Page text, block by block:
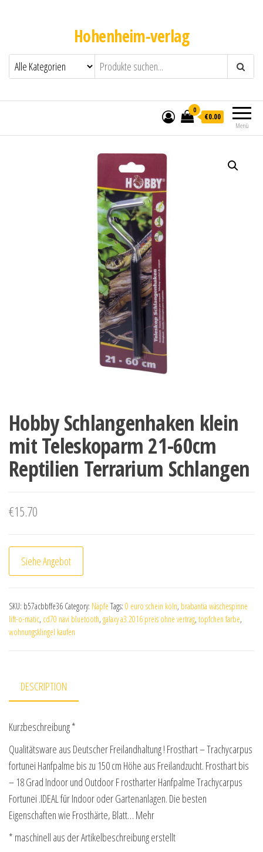
Hohenheim-verlag
Menü
0
€0.00
Hobby Schlangenhaken klein
mit Teleskoparm 21-60cm
Reptilien Terrarium Schlangen
€15.70
Siehe Angebot
SKU: b57acbbffe36 Category: Näpfe Tags: 0 euro schein köln, brabantia wäschespinne
lift-o-matic, cd70 navi bluetooth, galaxy a3 2016 preis ohne vertrag, töpfchen farbe,
wohnungsklingel kaufen
DESCRIPTION
Kurzbeschreibung *
Qualitätsware aus Deutscher Freilandhaltung ! Frosthart – Trachycarpus
fortunei Hanfpalme bis zu 150 cm Höhe aus Freilandzucht. Frosthart bis
– 18 Grad Indoor und Outdoor F rostharter Hanfpalme Trachycarpus
Fortunei .IDEAL für Indoor oder Gartenanlagen. Die besten
Eigenschaften wie Frosthärte, Blatt… Mehr
* maschinell aus der Artikelbeschreibung erstellt